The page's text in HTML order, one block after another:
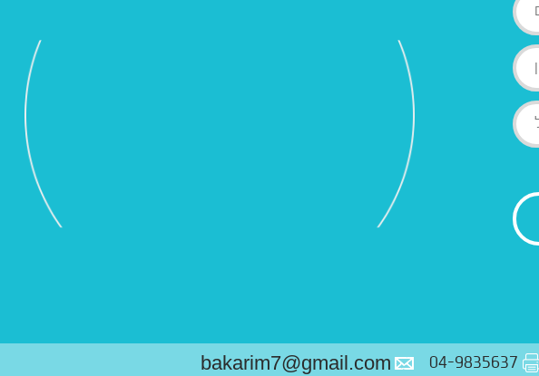
04-9835637
bakarim7@gmail.com